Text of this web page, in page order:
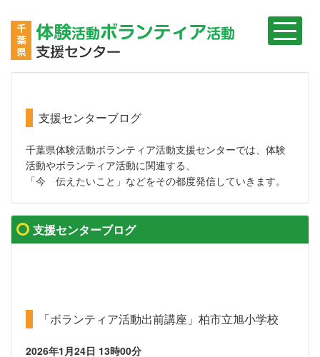
支援センターブログ
千葉県体験活動ボランティア活動支援センターでは、体験
活動やボランティア活動に関連する、
「今 伝えたいこと」などをその都度発信していきます。
支援センターブログ
「ボランティア活動出前講座」柏市立旭小学校
2026年1月24日 13時00分